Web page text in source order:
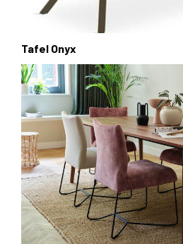
Tafel Onyx